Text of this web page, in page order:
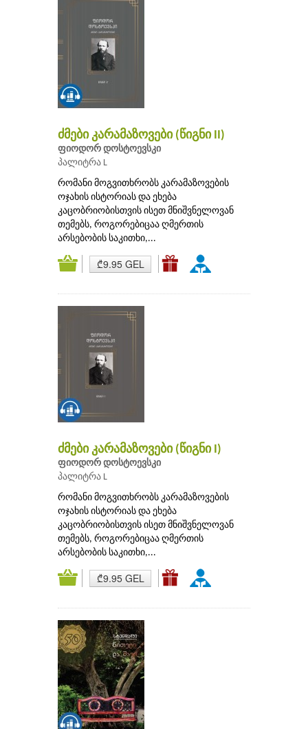
ძმები კარამაზოვები (წიგნი II)
ფიოდორ დოსტოევსკი
პალიტრა L
რომანი მოგვითხრობს კარამაზოვების
ოჯახის ისტორიას და ეხება
კაცობრიობისთვის ისეთ მნიშვნელოვან
თემებს, როგორებიცაა ღმერთის
არსებობის საკითხი,...
₾9.95 GEL
ძმები კარამაზოვები (წიგნი I)
ფიოდორ დოსტოევსკი
პალიტრა L
რომანი მოგვითხრობს კარამაზოვების
ოჯახის ისტორიას და ეხება
კაცობრიობისთვის ისეთ მნიშვნელოვან
თემებს, როგორებიცაა ღმერთის
არსებობის საკითხი,...
₾9.95 GEL